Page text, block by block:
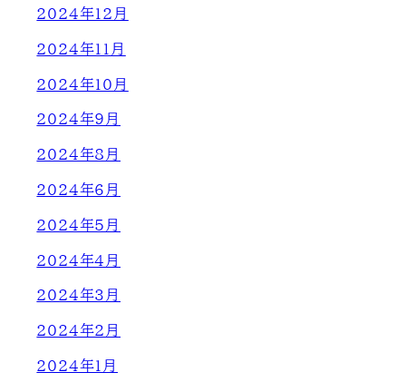
2024年12月
2024年11月
2024年10月
2024年9月
2024年8月
2024年6月
2024年5月
2024年4月
2024年3月
2024年2月
2024年1月